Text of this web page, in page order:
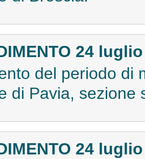
24
del periodo di
di Pavia, sezione
24